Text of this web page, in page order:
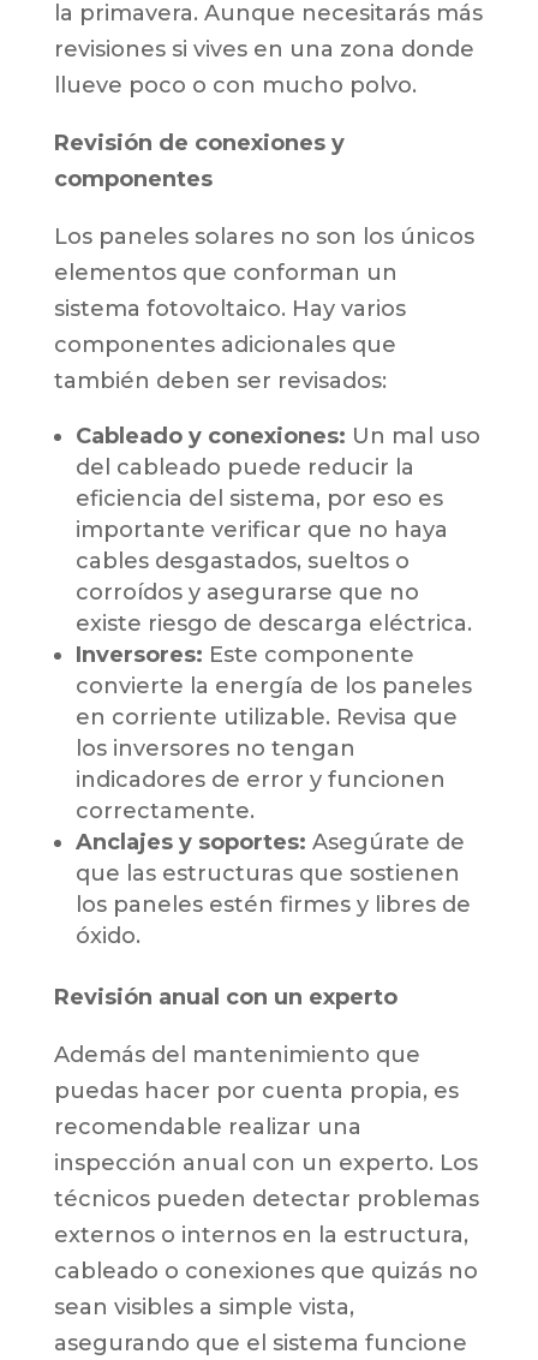
la primavera. Aunque necesitarás más
revisiones si vives en una zona donde
llueve poco o con mucho polvo.
Revisión de conexiones y
componentes
Los paneles solares no son los únicos
elementos que conforman un
sistema fotovoltaico. Hay varios
componentes adicionales que
también deben ser revisados:
Cableado y conexiones: Un mal uso
del cableado puede reducir la
eficiencia del sistema, por eso es
importante verificar que no haya
cables desgastados, sueltos o
corroídos y asegurarse que no
existe riesgo de descarga eléctrica.
Inversores: Este componente
convierte la energía de los paneles
en corriente utilizable. Revisa que
los inversores no tengan
indicadores de error y funcionen
correctamente.
Anclajes y soportes: Asegúrate de
que las estructuras que sostienen
los paneles estén firmes y libres de
óxido.
Revisión anual con un experto
Además del mantenimiento que
puedas hacer por cuenta propia, es
recomendable realizar una
inspección anual con un experto. Los
técnicos pueden detectar problemas
externos o internos en la estructura,
cableado o conexiones que quizás no
sean visibles a simple vista,
asegurando que el sistema funcione